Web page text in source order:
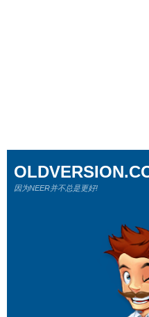
因为NEER并不总是更好!